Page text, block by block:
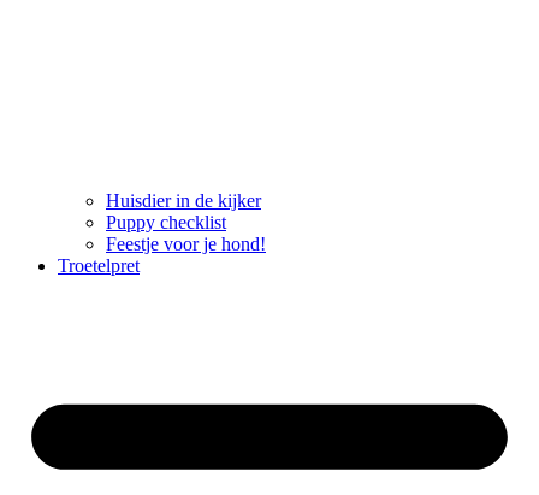
Huisdier in de kijker
Puppy checklist
Feestje voor je hond!
Troetelpret